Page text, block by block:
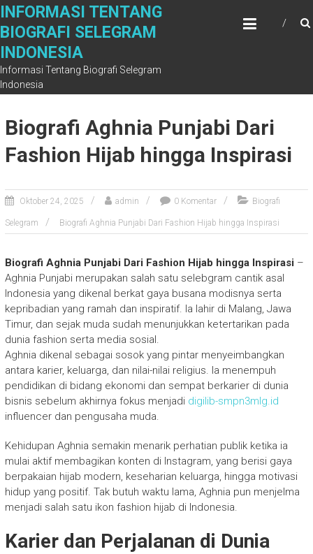
Skip
content
INFORMASI TENTANG
BIOGRAFI SELEGRAM
INDONESIA
Informasi Tentang Biografi Selegram
Indonesia
Biografi Aghnia Punjabi Dari
Fashion Hijab hingga Inspirasi
Oktober 24, 2025 admin 0 Komentar Biografi
Selegram Biografi Aghnia Punjabi Dari Fashion Hijab hingga Inspirasi
Biografi Aghnia Punjabi Dari Fashion Hijab hingga Inspirasi –
Aghnia Punjabi merupakan salah satu selebgram cantik asal
Indonesia yang dikenal berkat gaya busana modisnya serta
kepribadian yang ramah dan inspiratif. Ia lahir di Malang, Jawa
Timur, dan sejak muda sudah menunjukkan ketertarikan pada
dunia fashion serta media sosial.
Aghnia dikenal sebagai sosok yang pintar menyeimbangkan
antara karier, keluarga, dan nilai-nilai religius. Ia menempuh
pendidikan di bidang ekonomi dan sempat berkarier di dunia
bisnis sebelum akhirnya fokus menjadi digilib-smpn3mlg.id
influencer dan pengusaha muda.
Kehidupan Aghnia semakin menarik perhatian publik ketika ia
mulai aktif membagikan konten di Instagram, yang berisi gaya
berpakaian hijab modern, keseharian keluarga, hingga motivasi
hidup yang positif. Tak butuh waktu lama, Aghnia pun menjelma
menjadi salah satu ikon fashion hijab di Indonesia.
Karier dan Perjalanan di Dunia